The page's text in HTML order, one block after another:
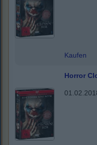
Kaufen
Horror